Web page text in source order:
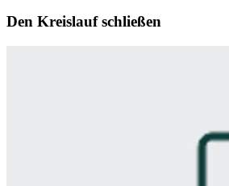
Den Kreislauf schließen